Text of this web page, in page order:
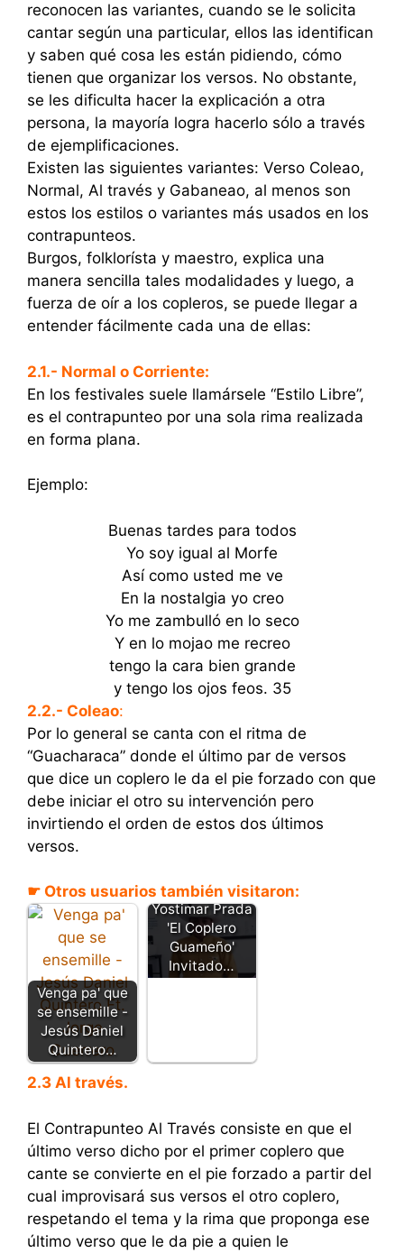
reconocen las variantes, cuando se le solicita
cantar según una particular, ellos las identifican
y saben qué cosa les están pidiendo, cómo
tienen que organizar los versos. No obstante,
se les dificulta hacer la explicación a otra
persona, la mayoría logra hacerlo sólo a través
de ejemplificaciones.
Existen las siguientes variantes: Verso Coleao,
Normal, Al través y Gabaneao, al menos son
estos los estilos o variantes más usados en los
contrapunteos.
Burgos, folklorísta y maestro, explica una
manera sencilla tales modalidades y luego, a
fuerza de oír a los copleros, se puede llegar a
entender fácilmente cada una de ellas:
2.1.- Normal o Corriente:
En los festivales suele llamársele “Estilo Libre”,
es el contrapunteo por una sola rima realizada
en forma plana.
Ejemplo:
Buenas tardes para todos
Yo soy igual al Morfe
Así como usted me ve
En la nostalgia yo creo
Yo me zambulló en lo seco
Y en lo mojao me recreo
tengo la cara bien grande
y tengo los ojos feos. 35
2.2.- Coleao:
Por lo general se canta con el ritma de
“Guacharaca” donde el último par de versos
que dice un coplero le da el pie forzado con que
debe iniciar el otro su intervención pero
invirtiendo el orden de estos dos últimos
versos.
☛ Otros usuarios también visitaron:
Venga pa' que
se ensemille -
Jesús Daniel
Quintero…
Yostimar Prada
'El Coplero
Guameño'
Invitado…
2.3 Al través.
El Contrapunteo Al Través consiste en que el
último verso dicho por el primer coplero que
cante se convierte en el pie forzado a partir del
cual improvisará sus versos el otro coplero,
respetando el tema y la rima que proponga ese
último verso que le da pie a quien le